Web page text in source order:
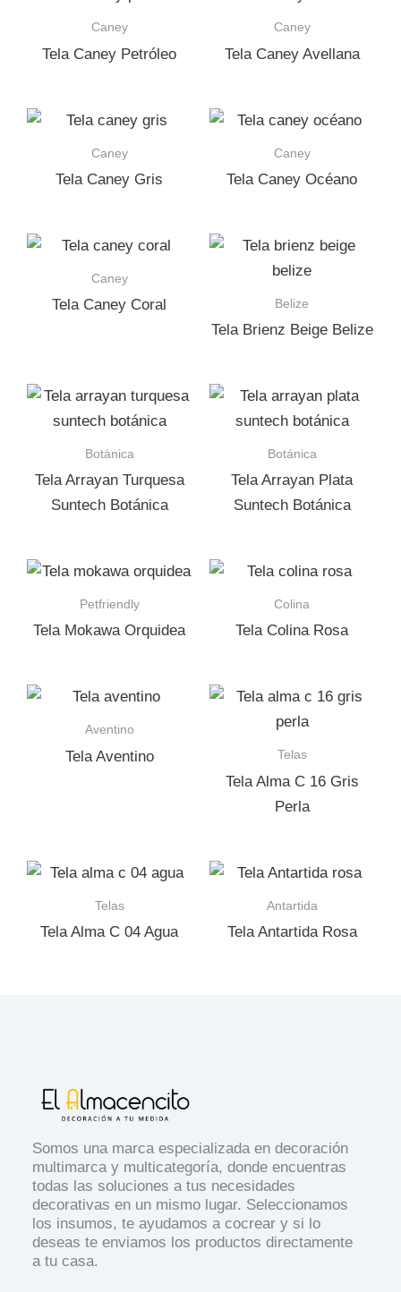
Caney
Tela Caney Petróleo
Caney
Tela Caney Avellana
Caney
Tela Caney Gris
Caney
Tela Caney Océano
Caney
Tela Caney Coral Belize
Tela Brienz Beige Belize
Botánica
Tela Arrayan Turquesa
Suntech Botánica
Botánica
Tela Arrayan Plata
Suntech Botánica
Petfriendly
Tela Mokawa Orquidea
Colina
Tela Colina Rosa
Aventino
Tela Aventino Telas
Tela Alma C 16 Gris
Perla
Telas
Tela Alma C 04 Agua
Antartida
Tela Antartida Rosa
Somos una marca especializada en decoración
multimarca y multicategoría, donde encuentras
todas las soluciones a tus necesidades
decorativas en un mismo lugar. Seleccionamos
los insumos, te ayudamos a cocrear y si lo
deseas te enviamos los productos directamente
a tu casa.